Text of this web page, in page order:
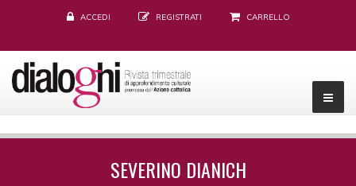
ACCEDI REGISTRATI CARRELLO
SEVERINO DIANICH